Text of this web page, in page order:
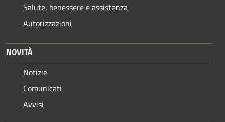
Salute, benessere e assistenza
Autorizzazioni
NOVITÀ
Notizie
Comunicati
Avvisi